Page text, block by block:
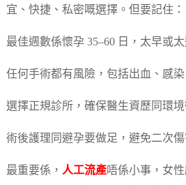
宜、快捷、私密嘅選擇。但要記住：
最佳週數係懷孕 35–60 日，太早或
任何手術都有風險，包括出血、感染
選擇正規診所，確保醫生資歷同環境
術後護理同避孕要做足，避免二次傷
最重要係， 人工流產唔係小事，女